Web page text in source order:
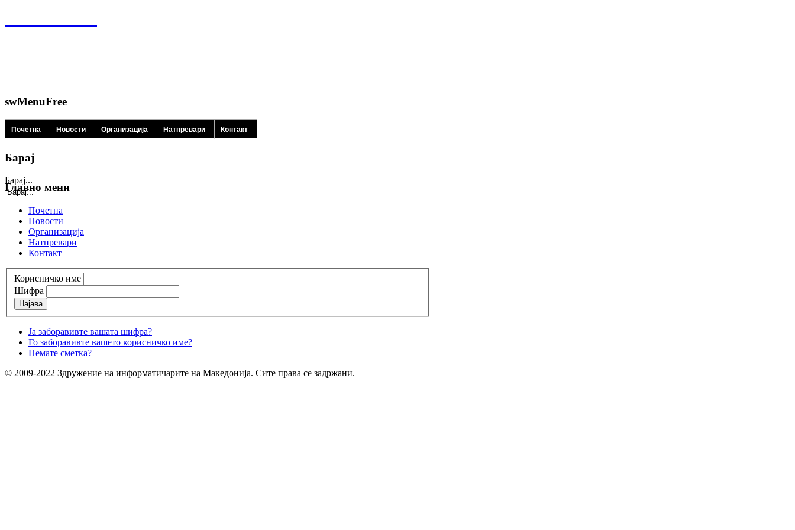
swMenuFree
Почетна Новости Организација Натпревари Контакт
Барај
Барај...
Главно мени
Почетна
Новости
Организација
Натпревари
Контакт
Корисничко име
Шифра
Најава
Ја заборавивте вашата шифра?
Го заборавивте вашето корисничко име?
Немате сметка?
© 2009-2022 Здружение на информатичарите на Македонија. Сите права се задржани.